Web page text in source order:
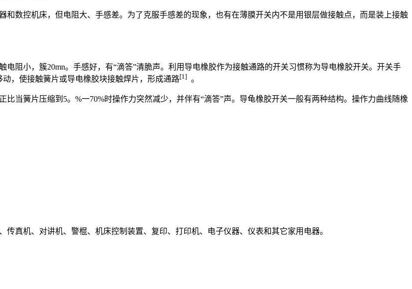
数控机床，但电阻大、手感差。为了克服手感差的现象，也有在薄膜开关内不是用银层做接触点，而是装上接触
阻小，簇20mn。手感好，有“滴答”清脆声。利用导电橡胶作为接触通路的开关习惯称为导电橡胶开关。开关手
，使接触簧片或导电橡胶块接触焊片，形成通路[1] 。
当簧片压缩到5。%一70%时操作力突然减少，并伴有“滴答”声。导龟橡胶开关一般有两种结构。操作力曲线随橡
真机、对讲机、警棍、机床控制装置、复印、打印机、电子仪器、仪表和其它家用电器。